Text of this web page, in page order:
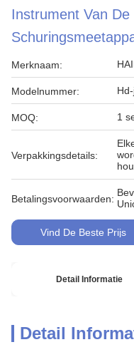
Instrument Van
Merknaam:
Modelnummer:
MOQ: 1
Verpakkingsdetails:
Betalingsvoorwaarden:
Vind De Beste Prijs
Detail Informatie
Detail